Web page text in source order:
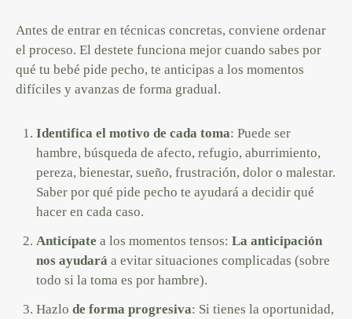
Antes de entrar en técnicas concretas, conviene ordenar
el proceso. El destete funciona mejor cuando sabes por
qué tu bebé pide pecho, te anticipas a los momentos
difíciles y avanzas de forma gradual.
Identifica el motivo de cada toma: Puede ser
hambre, búsqueda de afecto, refugio, aburrimiento,
pereza, bienestar, sueño, frustración, dolor o malestar.
Saber por qué pide pecho te ayudará a decidir qué
hacer en cada caso.
Anticípate a los momentos tensos: La anticipación
nos ayudará a evitar situaciones complicadas (sobre
todo si la toma es por hambre).
Hazlo de forma progresiva: Si tienes la oportunidad,